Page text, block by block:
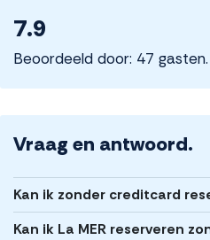
7.9
Beoordeeld door: 47 gasten.
Vraag en antwoord.
Kan ik zonder creditcard
Kan ik La MER reserveren